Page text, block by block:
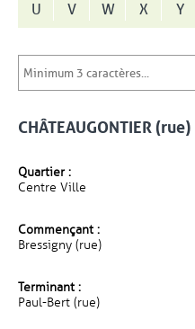
U
V W X Y
CHÂTEAUGONTIER (rue)
Quartier :
Centre Ville
Commençant :
Bressigny (rue)
Terminant :
Paul-Bert (rue)